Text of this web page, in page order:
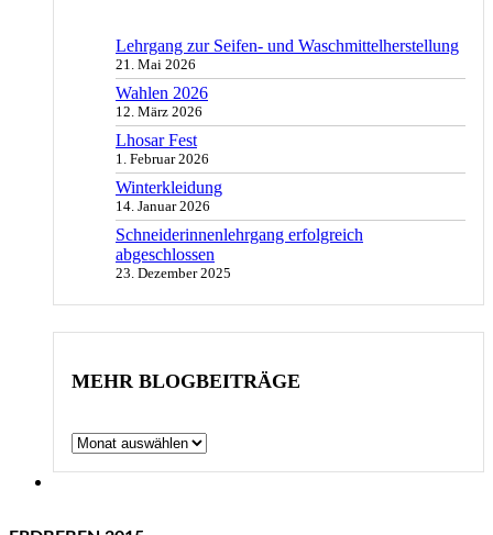
Lehrgang zur Seifen- und Waschmittelherstellung
21. Mai 2026
Wahlen 2026
12. März 2026
Lhosar Fest
1. Februar 2026
Winterkleidung
14. Januar 2026
Schneiderinnenlehrgang erfolgreich
abgeschlossen
23. Dezember 2025
MEHR BLOGBEITRÄGE
Archiv